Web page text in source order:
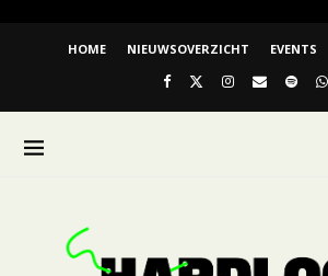
HOME NIEUWSOVERZICHT EVENTS